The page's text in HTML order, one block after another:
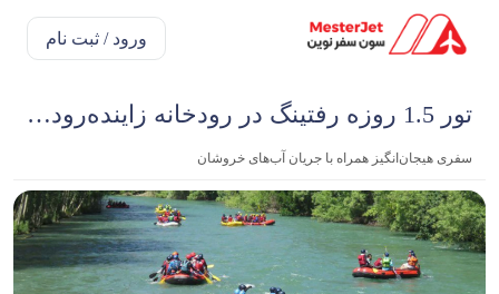
ورود / ثبت نام
تور 1.5 روزه رفتینگ در رودخانه زاینده‌رود | تهران - کرج - قم
سفری هیجان‌انگیز همراه با جریان آب‌های خروشان